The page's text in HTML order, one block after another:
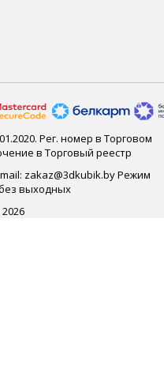
Рег. номер в Торговом
в Торговый реестр
zakaz@3dkubik.by Режим
выходных